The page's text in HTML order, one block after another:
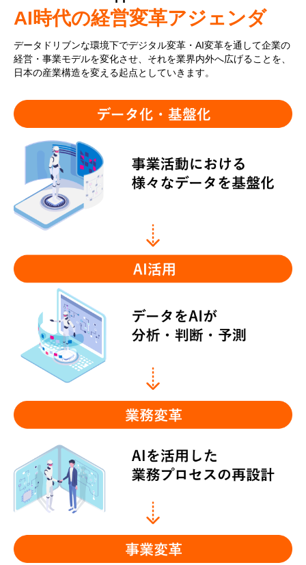
AI時代の経営変革アジェンダ
データドリブンな環境下でデジタル変革・AI変革を通して企業の
経営・事業モデルを変化させ、それを業界内外へ広げることを、
日本の産業構造を変える起点としていきます。